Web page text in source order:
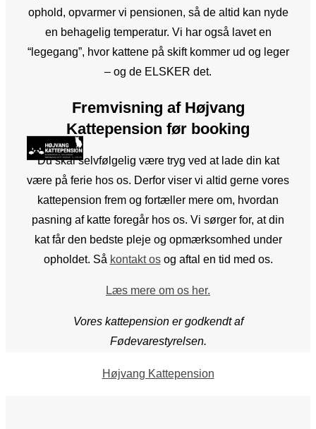
ophold, opvarmer vi pensionen, så de altid kan nyde
en behagelig temperatur. Vi har også lavet en
“legegang”, hvor kattene på skift kommer ud og leger
– og de ELSKER det.
Fremvisning af Højvang
Kattepension før booking
Du skal selvfølgelig være tryg ved at lade din kat
være på ferie hos os. Derfor viser vi altid gerne vores
kattepension frem og fortæller mere om, hvordan
pasning af katte foregår hos os. Vi sørger for, at din
kat får den bedste pleje og opmærksomhed under
opholdet. Så kontakt osog aftal en tid med os.
Læs mere om os her.
Vores kattepension er godkendt af
Fødevarestyrelsen.
Højvang Kattepension